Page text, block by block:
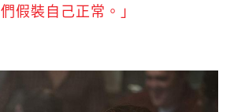
假裝自己正常。」